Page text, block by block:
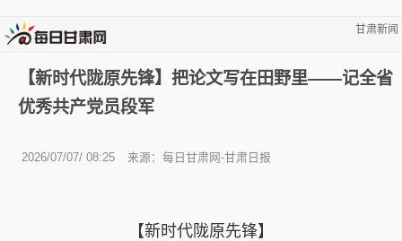
甘肃新闻
【新时代陇原先锋】把论文写在田野里——记全省
优秀共产党员段军
2026/07/07/ 08:25 来源：每日甘肃网-甘肃日报
【新时代陇原先锋】